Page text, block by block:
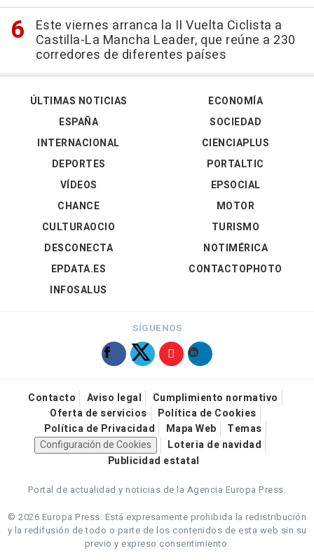
Este viernes arranca la II Vuelta Ciclista a
Castilla-La Mancha Leader, que reúne a 230
corredores de diferentes países
ÚLTIMAS NOTICIAS
ESPAÑA
INTERNACIONAL
DEPORTES
VÍDEOS
ECONOMÍA
SOCIEDAD
CIENCIAPLUS
PORTALTIC
EPSOCIAL
CHANCE
CULTURAOCIO
DESCONECTA
EPDATA.ES
INFOSALUS
MOTOR
TURISMO
NOTIMÉRICA
CONTACTOPHOTO
SÍGUENOS
Contacto Aviso legal
Cumplimiento normativo
Oferta de servicios
Política de Cookies
Política de Privacidad
Mapa Web
Temas
Configuración de Cookies
Loteria de navidad
Publicidad estatal
Portal de actualidad y noticias de la Agencia Europa Press.
© 2026 Europa Press. Está expresamente prohibida la redistribución
y la redifusión de todo o parte de los contenidos de esta web sin su
previo y expreso consentimiento.